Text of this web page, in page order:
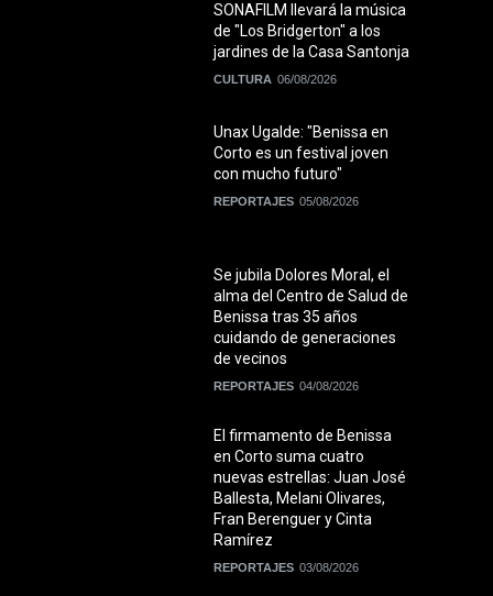
SONAFILM llevará la música
de "Los Bridgerton" a los
jardines de la Casa Santonja
CULTURA 06/08/2026
Unax Ugalde: "Benissa en
Corto es un festival joven
con mucho futuro"
REPORTAJES 05/08/2026
Se jubila Dolores Moral, el
alma del Centro de Salud de
Benissa tras 35 años
cuidando de generaciones
de vecinos
REPORTAJES 04/08/2026
El firmamento de Benissa
en Corto suma cuatro
nuevas estrellas: Juan José
Ballesta, Melani Olivares,
Fran Berenguer y Cinta
Ramírez
REPORTAJES 03/08/2026